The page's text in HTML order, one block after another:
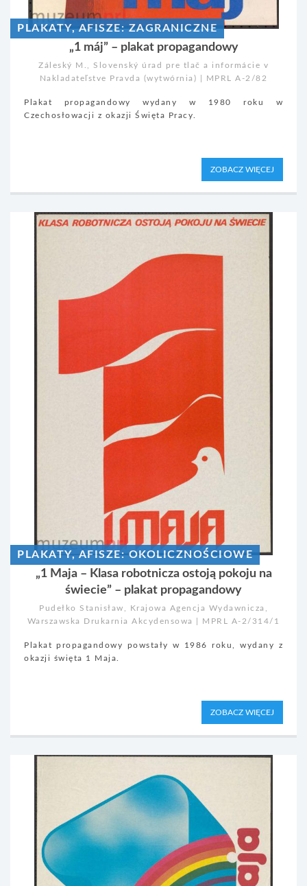
PLAKATY, AFISZE: ZAGRANICZNE
„1 máj” – plakat propagandowy
Záleský M., Slovenský úrad pre tlač a informácie v
Nakladateľstve Pravda (wytwórnia) | MPRL A-2/82
Plakat propagandowy wydany w 1980 roku w
Czechosłowacji z okazji Święta Pracy.
ZOBACZ WIĘCEJ
PLAKATY, AFISZE: OKOLICZNOŚCIOWE
„1 Maja – Klasa robotnicza ostoją pokoju na
świecie” – plakat propagandowy
Pudełko Stanisław, Krajowa Agencja Wydawnicza,
Warszawska Drukarnia Akcydensowa | MPRL A-2/314/1
Plakat propagandowy powstały w 1986 roku, wydany z
okazji święta 1 Maja.
ZOBACZ WIĘCEJ